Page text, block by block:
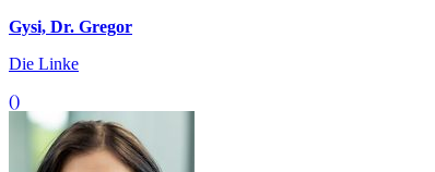
Gysi, Dr. Gregor
Die Linke
()